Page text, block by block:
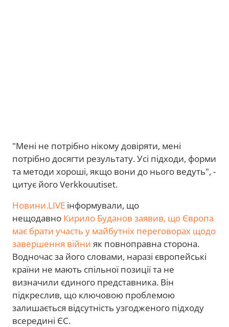
"Мені не потрібно нікому довіряти, мені
потрібно досягти результату. Усі підходи, форми
та методи хороші, якщо вони до нього ведуть", -
цитує його Verkkouutiset.
Новини.LIVE інформували, що
нещодавно Кирило Буданов заявив, що Європа
має брати участь у майбутніх переговорах щодо
завершення війни як повноправна сторона.
Водночас за його словами, наразі європейські
країни не мають спільної позиції та не
визначили єдиного представника. Він
підкреслив, що ключовою проблемою
залишається відсутність узгодженого підходу
всередині ЄС.